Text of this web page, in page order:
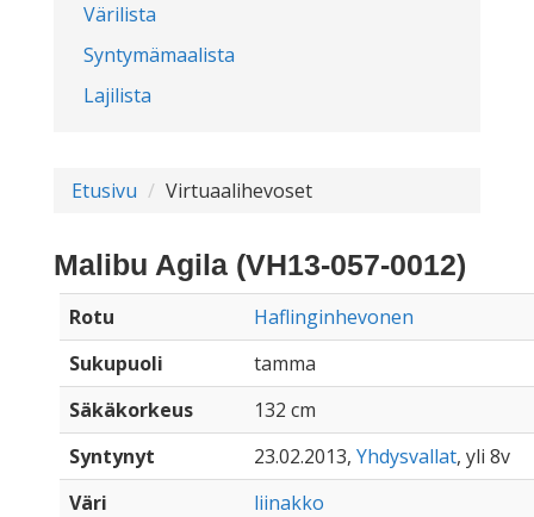
Värilista
Syntymämaalista
Lajilista
Etusivu Virtuaalihevoset
Malibu Agila (VH13-057-0012)
Rotu
Haflinginhevonen
Sukupuoli
tamma
Säkäkorkeus
132 cm
Syntynyt
23.02.2013, Yhdysvallat, yli 8v
Väri
liinakko